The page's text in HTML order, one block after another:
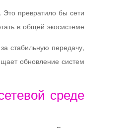
превратило бы сети
в общей экосистеме.
стабильную передачу,
обновление систем.
среде